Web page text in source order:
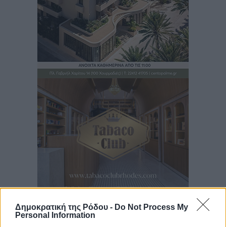
Δημοκρατική της Ρόδου - Do Not Process My
Personal InformationΡοή ειδήσεων